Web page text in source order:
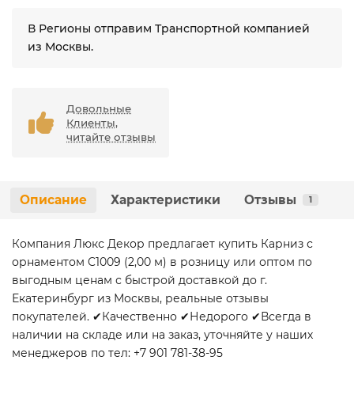
В Регионы отправим Транспортной компанией
из Москвы.
Довольные
Клиенты,
читайте отзывы
Описание Характеристики Отзывы 1
Компания Люкс Декор предлагает купить Карниз с
орнаментом C1009 (2,00 м) в розницу или оптом по
выгодным ценам с быстрой доставкой до г.
Екатеринбург из Москвы, реальные отзывы
покупателей. ✔Качественно ✔Недорого ✔Всегда в
наличии на складе или на заказ, уточняйте у наших
менеджеров по тел: +7 901 781-38-95